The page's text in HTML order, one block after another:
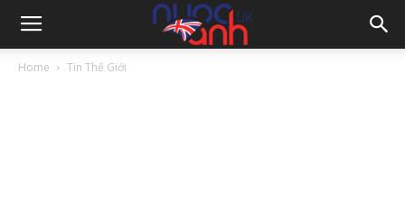
Home Tin Thế Giới